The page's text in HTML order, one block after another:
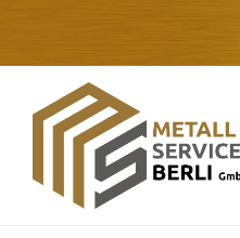
springen